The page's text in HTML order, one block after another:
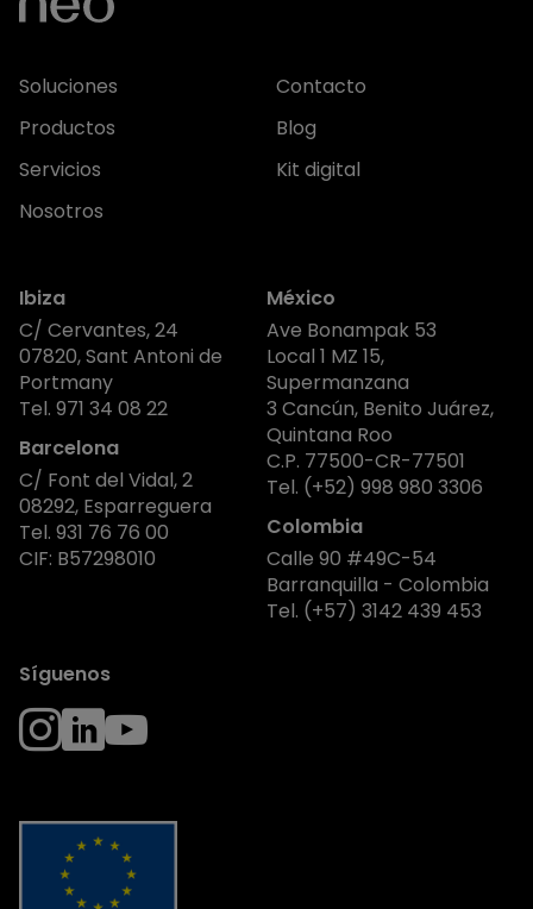
Soluciones
Productos
Servicios
Nosotros
Contacto
Blog
Kit digital
Ibiza
C/ Cervantes, 24
07820, Sant Antoni de
Portmany
Tel. 971 34 08 22
Barcelona
C/ Font del Vidal, 2
08292, Esparreguera
Tel. 931 76 76 00
CIF: B57298010
México
Ave Bonampak 53
Local 1 MZ 15,
Supermanzana
3 Cancún, Benito Juárez,
Quintana Roo
C.P. 77500-CR-77501
Tel. (+52) 998 980 3306
Colombia
Calle 90 #49C-54
Barranquilla - Colombia
Tel. (+57) 3142 439 453
Síguenos